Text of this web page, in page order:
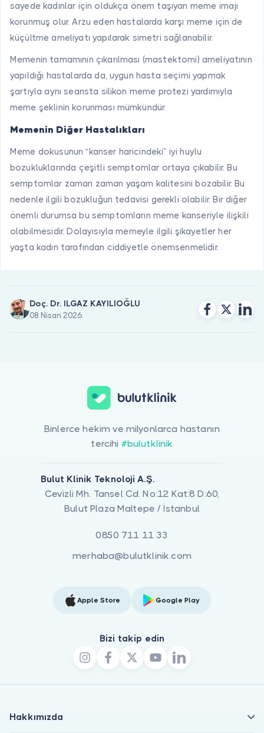
sayede kadınlar için oldukça önem taşıyan meme imajı
korunmuş olur. Arzu eden hastalarda karşı meme için de
küçültme ameliyatı yapılarak simetri sağlanabilir.
Memenin tamamının çıkarılması (mastektomi) ameliyatının
yapıldığı hastalarda da, uygun hasta seçimi yapmak
şartıyla aynı seansta silikon meme protezi yardımıyla
meme şeklinin korunması mümkündür.
Memenin Diğer Hastalıkları
Meme dokusunun “kanser haricindeki” iyi huylu
bozukluklarında çeşitli semptomlar ortaya çıkabilir. Bu
semptomlar zaman zaman yaşam kalitesini bozabilir. Bu
nedenle ilgili bozukluğun tedavisi gerekli olabilir. Bir diğer
önemli durumsa bu semptomların meme kanseriyle ilişkili
olabilmesidir. Dolayısıyla memeyle ilgili şikayetler her
yaşta kadın tarafından ciddiyetle önemsenmelidir.
Doç. Dr. ILGAZ KAYILIOĞLU
08 Nisan 2026
Binlerce hekim ve milyonlarca hastanın
tercihi #bulutklinik
Bulut Klinik Teknoloji A.Ş.
Cevizli Mh. Tansel Cd. No:12 Kat:8 D:60,
Bulut Plaza Maltepe / İstanbul
0850 711 11 33
merhaba@bulutklinik.com
Apple Store Google Play
Bizi takip edin
Hakkımızda